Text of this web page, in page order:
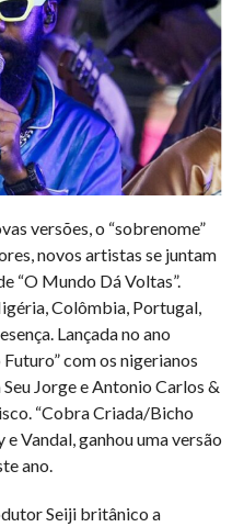
versões, o “sobrenome”
novos artistas se juntam
“O Mundo Dá Voltas”.
Colômbia, Portugal,
Lançada no ano
com os nigerianos
Jorge e Antonio Carlos &
“Cobra Criada/Bicho
Vandal, ganhou uma versão
ano.
Seiji britânico a